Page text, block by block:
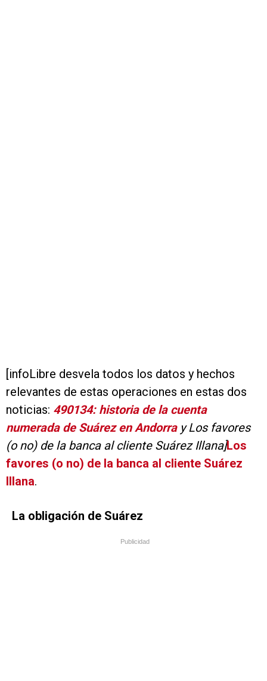
[infoLibre desvela todos los datos y hechos
relevantes de estas operaciones en estas dos
noticias: 490134: historia de la cuenta
numerada de Suárez en Andorray Los favores
(o no) de la banca al cliente Suárez Illana]Los
favores (o no) de la banca al cliente Suárez
Illana.
La obligación de Suárez
Publicidad